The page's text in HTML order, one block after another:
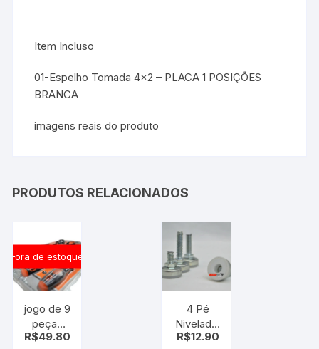
Item Incluso
01-Espelho Tomada 4×2 – PLACA 1 POSIÇÕES
BRANCA
imagens reais do produto
PRODUTOS RELACIONADOS
Fora de estoque
jogo de 9
peças
chave de
R$49.80
4 Pé
Nivelador
Regulável
R$12.90